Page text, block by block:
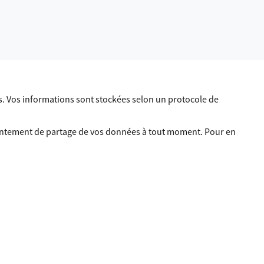
Vos informations sont stockées selon un protocole de
de partage de vos données à tout moment. Pour en